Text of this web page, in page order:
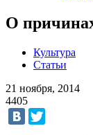
О
Культура
Статьи
21 ноября, 2014
4405